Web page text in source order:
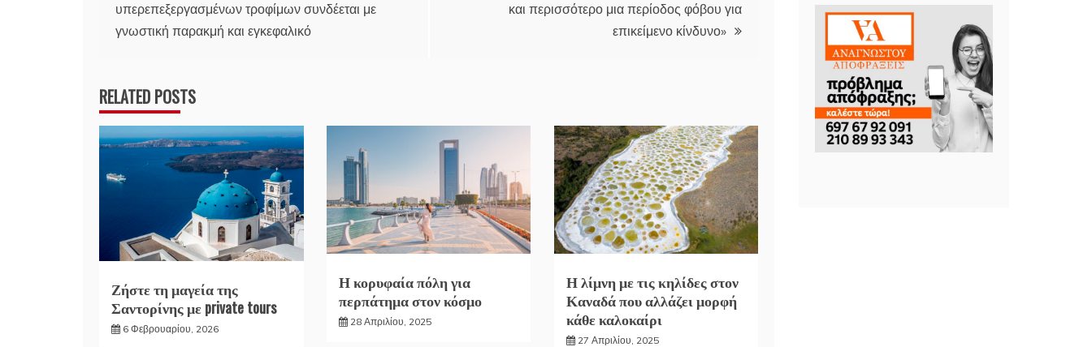
άρθρων
υπερεπεξεργασμένων τροφίμων συνδέεται με
γνωστική παρακμή και εγκεφαλικό
και περισσότερο μια περίοδος φόβου για
επικείμενο κίνδυνο»
RELATED POSTS
Ζήστε τη μαγεία της
Σαντορίνης με private tours
6 Φεβρουαρίου, 2026
Η κορυφαία πόλη για
περπάτημα στον κόσμο
28 Απριλίου, 2025
Η λίμνη με τις κηλίδες στον
Καναδά που αλλάζει μορφή
κάθε καλοκαίρι
27 Απριλίου, 2025